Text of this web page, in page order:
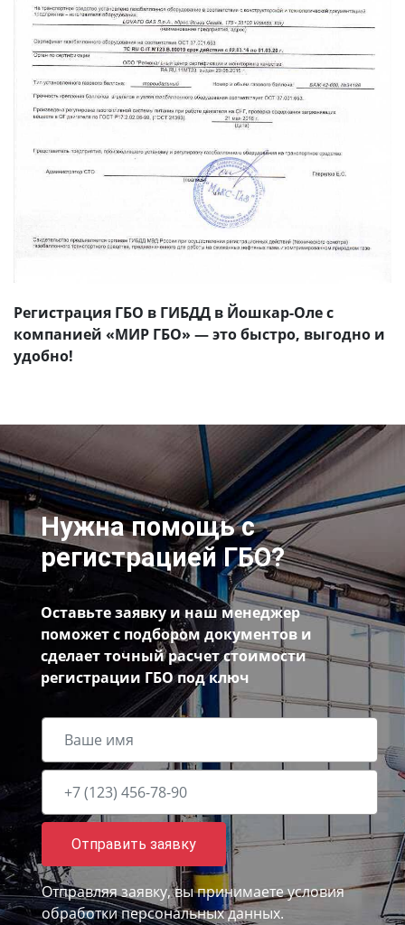
Регистрация ГБО в ГИБДД в Йошкар-Оле с
компанией «МИР ГБО» — это быстро, выгодно и
удобно!
Нужна помощь с
регистрацией ГБО?
Оставьте заявку и наш менеджер
поможет с подбором документов и
сделает точный расчет стоимости
регистрации ГБО под ключ
Отправить заявку
Отправляя заявку, вы принимаетеусловия
обработки персональных данных.